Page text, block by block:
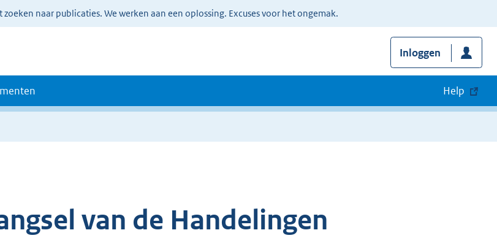
naar publicaties. We werken aan een oplossing. Excuses voor het ongemak.
Inloggen
Help
van de Handelingen